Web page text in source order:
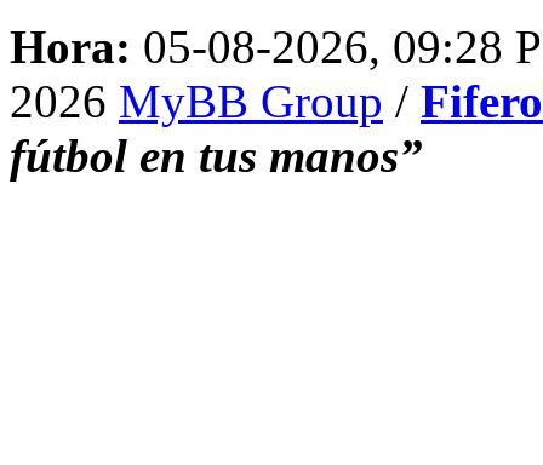
Hora: 05-08-2026, 09:28
2026 MyBB Group /
fútbol en tus manos”